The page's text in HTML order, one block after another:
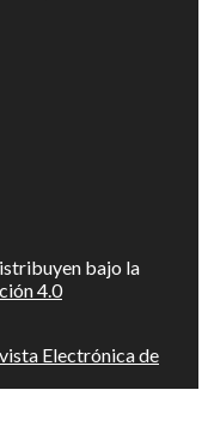
bajo la
4.0
Electrónica de